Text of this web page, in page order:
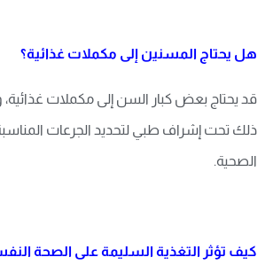
هل يحتاج المسنين إلى مكملات غذائية؟
قد يحتاج بعض كبار السن إلى مكملات
ذلك تحت إشراف طبي لتحديد الجرعات
الصحية.
كيف تؤثر التغذية السليمة على الصحة